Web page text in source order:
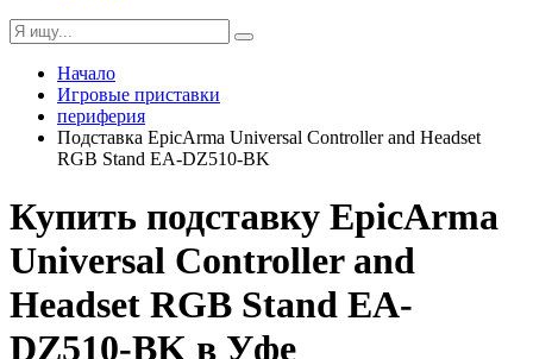
Начало
Игровые приставки
периферия
Подставка EpicArma Universal Controller and Headset
RGB Stand EA-DZ510-BK
Купить подставку EpicArma
Universal Controller and
Headset RGB Stand EA-
DZ510-BK в Уфе